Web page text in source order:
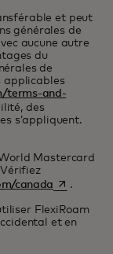
et peut
générales de
aucune autre
du
de
applicables
terms-and-
des
s’appliquent.
Mastercard
canada s’ouvre
.
FlexiRoam
et en